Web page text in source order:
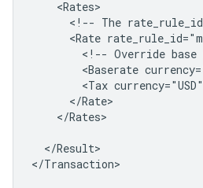
<!-- The rate_rule_id
<Rate
<!-- Override base
<Baserate
<Tax
</Rates>
</Result>
</Transaction>